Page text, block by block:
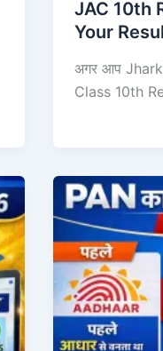
JAC 10th
Your
अगर आप
Class 10th